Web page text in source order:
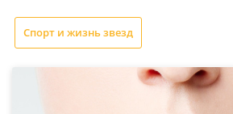
Спорт и жизнь звезд